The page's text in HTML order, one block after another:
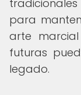
para
arte
futuras
legado.